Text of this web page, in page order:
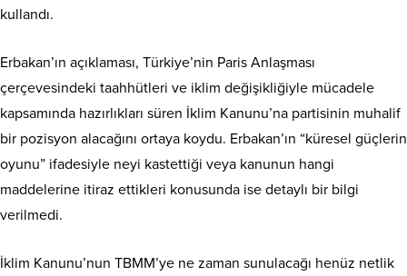
kullandı.
Erbakan’ın açıklaması, Türkiye’nin Paris Anlaşması
çerçevesindeki taahhütleri ve iklim değişikliğiyle mücadele
kapsamında hazırlıkları süren İklim Kanunu’na partisinin muhalif
bir pozisyon alacağını ortaya koydu. Erbakan’ın “küresel güçlerin
oyunu” ifadesiyle neyi kastettiği veya kanunun hangi
maddelerine itiraz ettikleri konusunda ise detaylı bir bilgi
verilmedi.
İklim Kanunu’nun TBMM’ye ne zaman sunulacağı henüz netlik